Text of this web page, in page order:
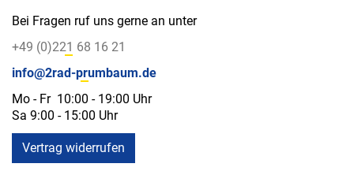
Bei Fragen ruf uns gerne an unter
+49 (0)221 68 16 21
info@2rad-prumbaum.de
Mo - Fr 10:00 - 19:00 Uhr
Sa 9:00 - 15:00 Uhr
Vertrag widerrufen